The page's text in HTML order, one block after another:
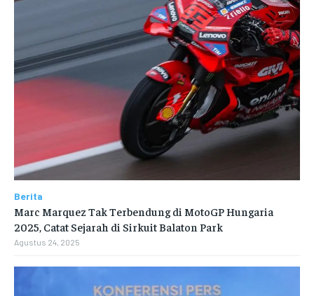
Berita
Marc Marquez Tak Terbendung di MotoGP Hungaria
2025, Catat Sejarah di Sirkuit Balaton Park
Agustus 24, 2025